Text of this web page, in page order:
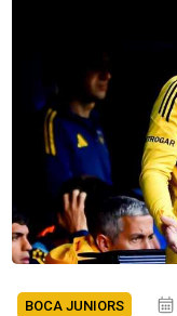
BOCA JUNIORS